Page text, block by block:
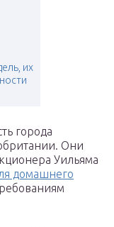
их
города
Они
Уильяма
домашнего